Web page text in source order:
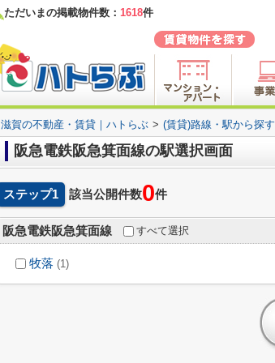
ただいまの掲載物件数： 1618件
滋賀の不動産・賃貸｜ハトらぶ > (賃貸)路線・駅から探す
阪急電鉄阪急箕面線の駅選択画面
ステップ1 該当公開件数0件
阪急電鉄阪急箕面線 すべて選択
牧落 (1)